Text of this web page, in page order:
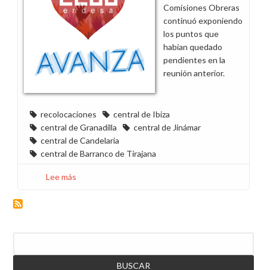
Comisiones Obreras
continuó exponiendo
los puntos que
habían quedado
pendientes en la
reunión anterior.
recolocaciones
central de Ibiza
central de Granadilla
central de Jinámar
central de Candelaria
central de Barranco de Tirajana
Lee más
de